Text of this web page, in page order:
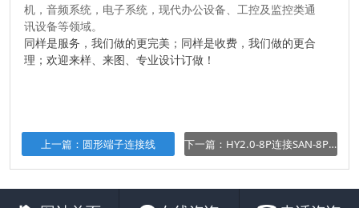
紫、灰、白）、注条线（黄注绿、橙注黑、白注黑、红注黑、
黄注黑、蓝注黑等），具体颜色可根据客户需求可定制！
机，音频系统，电子系统，现代办公设备、工控及监控类通
讯设备等领域。
同样是服务，我们做的更完美；同样是收费，我们做的更合
理；欢迎来样、来图、专业设计订做！
上一篇：圆形端子连接线 下一篇：HY2.0-8P连接SAN-8P端子并线